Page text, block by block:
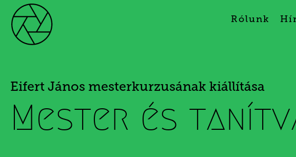
Rólunk
Eifert János mesterkurzusának kiállítása
Mester és